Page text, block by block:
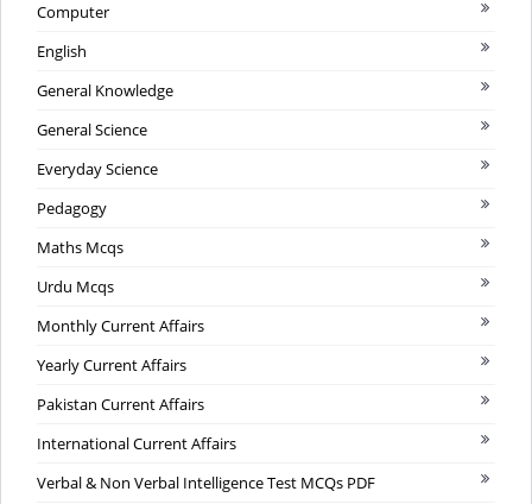
Computer
English
General Knowledge
General Science
Everyday Science
Pedagogy
Maths Mcqs
Urdu Mcqs
Monthly Current Affairs
Yearly Current Affairs
Pakistan Current Affairs
International Current Affairs
Verbal & Non Verbal Intelligence Test MCQs PDF